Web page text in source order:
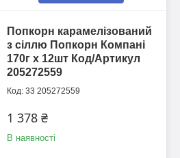
Попкорн карамелізований
з сіллю Попкорн Компані
170г х 12шт Код/Артикул
205272559
33 205272559
1 378 ₴
В наявності